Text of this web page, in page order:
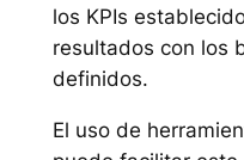
los KPIs
resultados con los
definidos.
El uso de